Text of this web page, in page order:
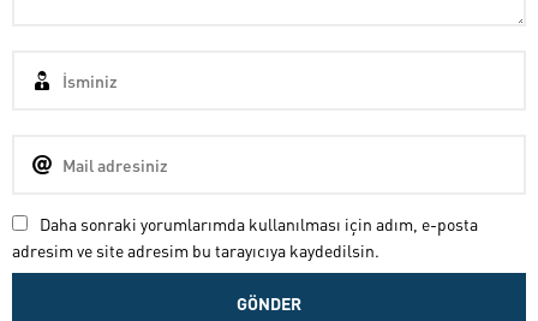
Daha sonraki yorumlarımda kullanılması için adım, e-posta
adresim ve site adresim bu tarayıcıya kaydedilsin.